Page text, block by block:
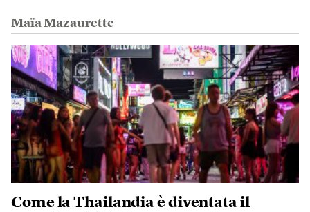
Maïa Mazaurette
Come la Thailandia è diventata il